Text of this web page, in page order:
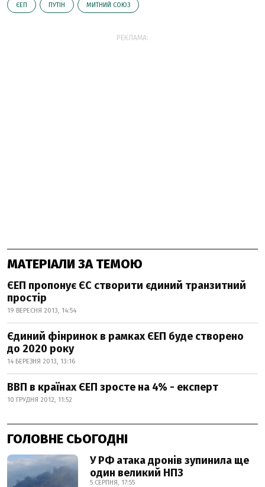
ЄЕП ПУТІН МИТНИЙ СОЮЗ
РЕКЛАМА:
МАТЕРІАЛИ ЗА ТЕМОЮ
ЄЕП пропонує ЄС створити єдиний транзитний
простір
19 ВЕРЕСНЯ 2013, 14:54
Єдиний фінринок в рамках ЄЕП буде створено
до 2020 року
14 БЕРЕЗНЯ 2013, 13:16
ВВП в країнах ЄЕП зросте на 4% - експерт
10 ГРУДНЯ 2012, 11:52
ГОЛОВНЕ СЬОГОДНІ
У РФ атака дронів зупинила ще
один великий НПЗ
5 СЕРПНЯ, 17:55